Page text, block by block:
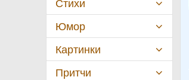
Юмор
Картинки
Притчи